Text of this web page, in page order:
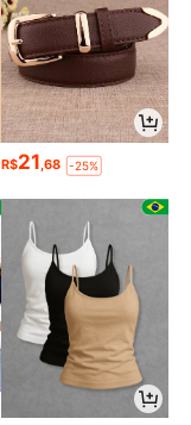
R$21,68 -25%